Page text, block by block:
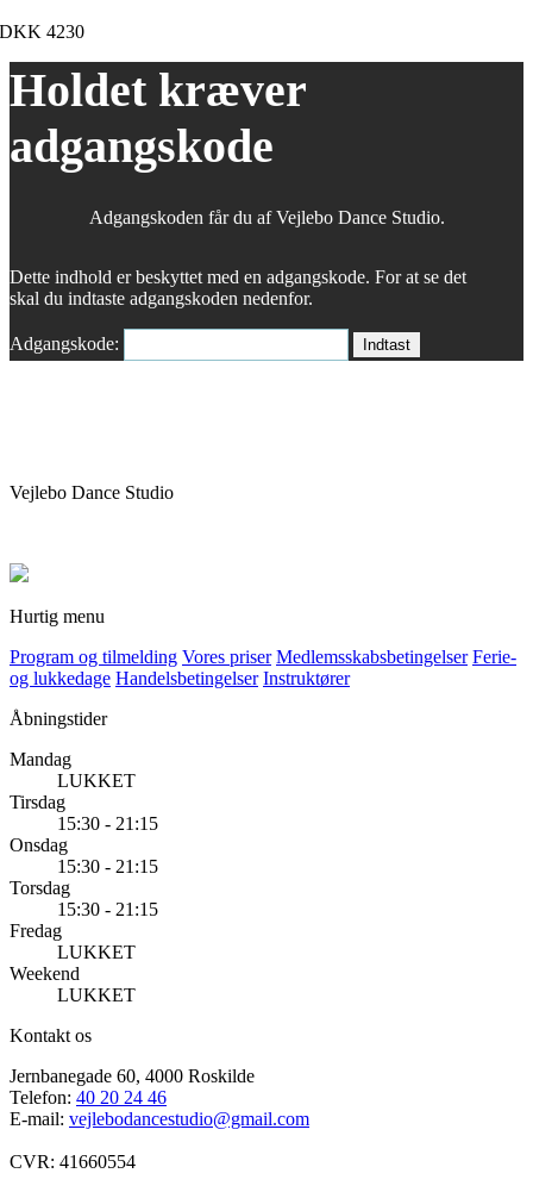
DKK4230
Holdet kræver
adgangskode
Adgangskoden får du af Vejlebo Dance Studio.
Dette indhold er beskyttet med en adgangskode. For at se det
skal du indtaste adgangskoden nedenfor.
Adgangskode:
Vejlebo Dance Studio
Hurtig menu
Program og tilmelding Vores priser Medlemsskabsbetingelser Ferie-
og lukkedage Handelsbetingelser Instruktører
Åbningstider
Mandag
LUKKET
Tirsdag
15:30 - 21:15
Onsdag
15:30 - 21:15
Torsdag
15:30 - 21:15
Fredag
LUKKET
Weekend
LUKKET
Kontakt os
Jernbanegade 60, 4000 Roskilde
Telefon: 40 20 24 46
E-mail: vejlebodancestudio@gmail.com
CVR: 41660554